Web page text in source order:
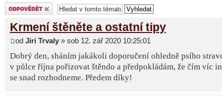
Odeslat odpověď
Krmení štěněte a ostatní tipy
od Jiri Trvaly » sob 12. zář 2020 10:25:01
Dobrý den, sháním jakákoli doporučení ohledně psího
v půlce října pořizovat štěndo a předpokládám, že čím víc
se snad rozhodneme. Předem díky!